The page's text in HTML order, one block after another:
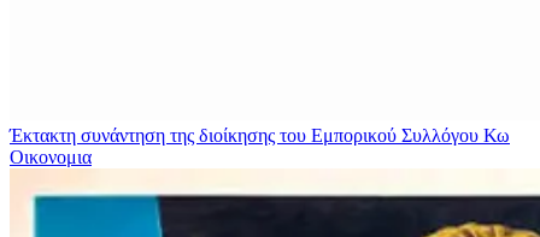
Έκτακτη συνάντηση της διοίκησης του Εμπορικού Συλλόγου Κω
Οικονομια